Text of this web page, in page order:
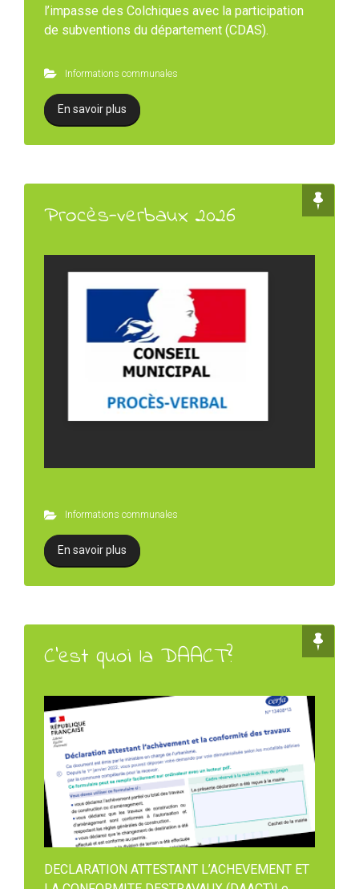
l’impasse des Colchiques avec la participation
de subventions du département (CDAS).
Informations communales
En savoir plus
Procès-verbaux 2026
Informations communales
En savoir plus
C’est quoi la DAACT?
DECLARATION ATTESTANT L’ACHEVEMENT ET